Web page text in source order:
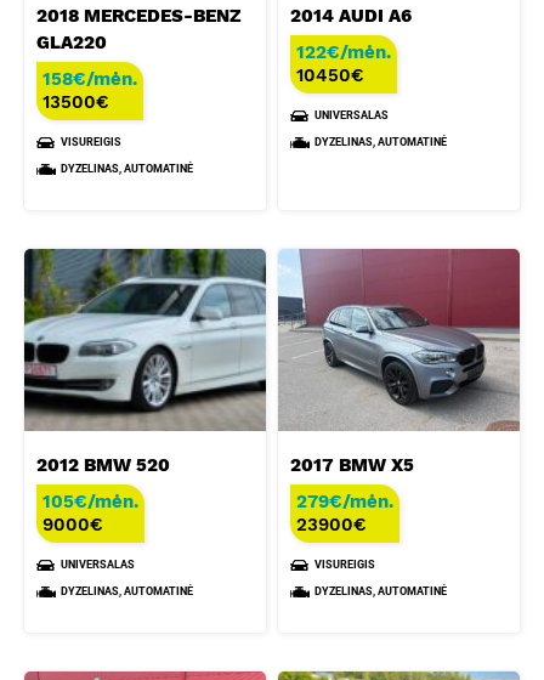
2018 MERCEDES-BENZ
GLA220
158€/mėn.
13500€
VISUREIGIS
DYZELINAS, AUTOMATINĖ
2014 AUDI A6
122€/mėn.
10450€
UNIVERSALAS
DYZELINAS, AUTOMATINĖ
2012 BMW 520
105€/mėn.
9000€
UNIVERSALAS
DYZELINAS, AUTOMATINĖ
2017 BMW X5
279€/mėn.
23900€
VISUREIGIS
DYZELINAS, AUTOMATINĖ